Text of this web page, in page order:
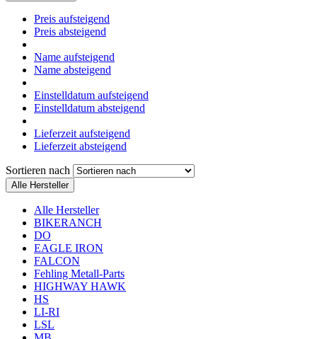
Preis aufsteigend
Preis absteigend
Name aufsteigend
Name absteigend
Einstelldatum aufsteigend
Einstelldatum absteigend
Lieferzeit aufsteigend
Lieferzeit absteigend
Sortieren nach
Alle Hersteller
Alle Hersteller
BIKERANCH
DO
EAGLE IRON
FALCON
Fehling Metall-Parts
HIGHWAY HAWK
HS
LI-RI
LSL